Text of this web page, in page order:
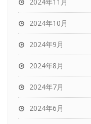
2024年10月
2024年9月
2024年8月
2024年7月
2024年6月